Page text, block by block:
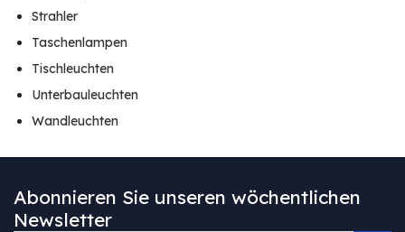
Strahler
Taschenlampen
Tischleuchten
Unterbauleuchten
Wandleuchten
Abonnieren Sie unseren wöchentlichen
Newsletter